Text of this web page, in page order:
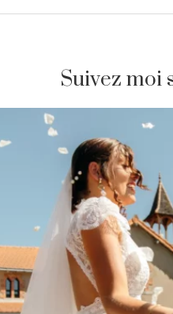
Suivez moi